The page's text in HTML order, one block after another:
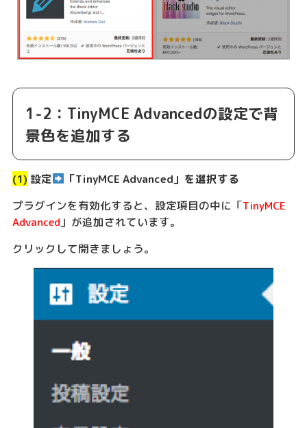
1-2：TinyMCE Advancedの設定で背
景色を追加する
(1) 設定
「TinyMCE Advanced」を選択する
プラグインを有効化すると、設定項目の中に「TinyMCE
Advanced 」が追加されています。
クリックして開きましょう。